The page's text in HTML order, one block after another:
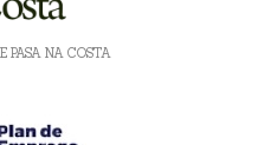
PASA NA COSTA